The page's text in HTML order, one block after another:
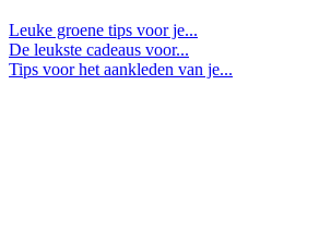
Leuke groene tips voor je...
De leukste cadeaus voor...
Tips voor het aankleden van je...